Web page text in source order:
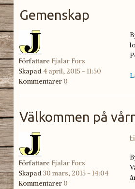
Gemenskap
Författare Fjalar Fors
Skapad4 april, 2015 - 11:50
Kommentarer 0
Välkommen på
Författare Fjalar Fors
Skapad30 mars, 2015 - 14:04
Kommentarer 0